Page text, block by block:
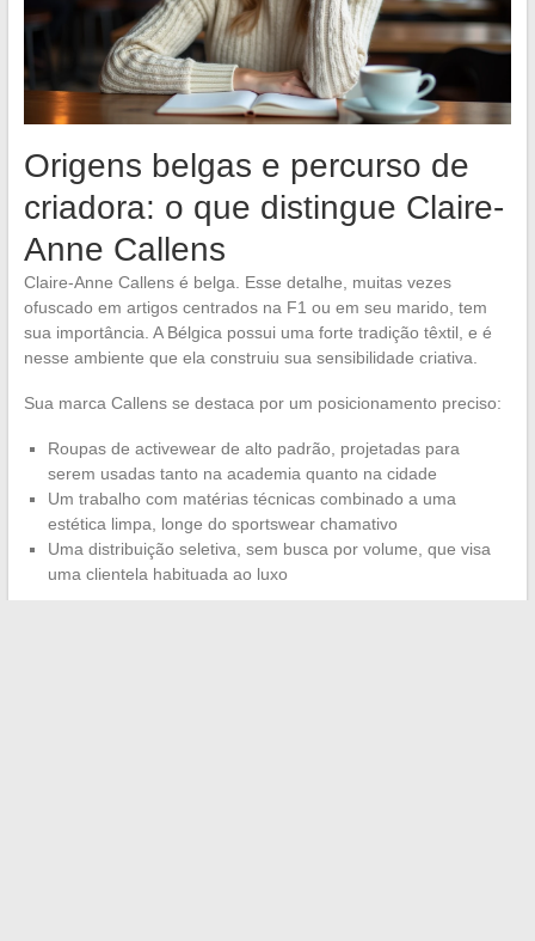
Origens belgas e percurso de
criadora: o que distingue Claire-
Anne Callens
Claire-Anne Callens é belga. Esse detalhe, muitas vezes
ofuscado em artigos centrados na F1 ou em seu marido, tem
sua importância. A Bélgica possui uma forte tradição têxtil, e é
nesse ambiente que ela construiu sua sensibilidade criativa.
Sua marca Callens se destaca por um posicionamento preciso:
Roupas de activewear de alto padrão, projetadas para
serem usadas tanto na academia quanto na cidade
Um trabalho com matérias técnicas combinado a uma
estética limpa, longe do sportswear chamativo
Uma distribuição seletiva, sem busca por volume, que visa
uma clientela habituada ao luxo